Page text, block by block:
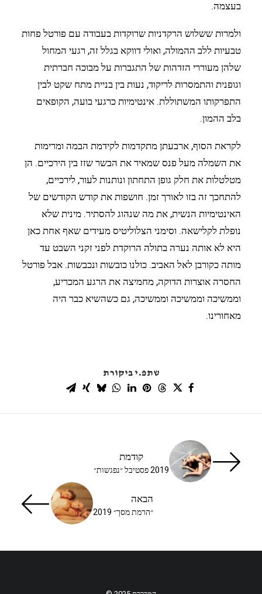
בעצמה.
ולמרות ששלוש הרקדניות שרוקדות בעבודה עם פורטל פחות
טבעיות ללב ההמולה, ואולי דווקא בגלל זה, רגעי המחול
שלהן מעוררי הזדהות של התגברות על מבוכה חברתית
וגופנית והתמסרות לריקוד, נעות בין בניית מתח שקט לבין
התפרקותו המשתוללת. אינטימיות כרגעי בועה, הקופאים
בלב ההמון.
לקראת הסוף, ארבעתן מתקדמות לקידמת הבמה ומרימות
את השמלה מעל פנס שמאיר את הבשר שזז בין הירכיים. הן
מטלטלות את חלק גופן התחתון ונותנות לעור, לירכיים,
להתחכך זה בזו לאורך זמן. חושפות את קודש הקודשים של
האינטימיות הנשית, את מה שנהוג להסתיר. מינית שלא
נופלת לקלישאה. וסימני הצלוליטיס מעידים שאף אחת כאן
היא לא אותה נערה בתולה הרוקדת לפני זקני השבט עד
מותה כקורבן לאל האביב. כולנו כובשות ונכבשות. אבל פורטל
החסרה אוצרות הדוקה, מחמיצה את הרגע המכריע,
וממשיכה וממשיכה וממשיכה, גם כשהשיא כבר היה
מאחורינו.
שתפ.י ביקורת
קודמת
2019 פסטיבל ״נפגשות״
הבאה
״הרמת מסך״ 2019